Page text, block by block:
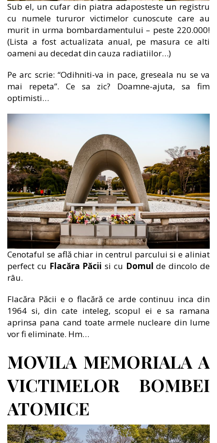
Sub el, un cufar din piatra adaposteste un registru
cu numele tururor victimelor cunoscute care au
murit in urma bombardamentului – peste 220.000!
(Lista a fost actualizata anual, pe masura ce alti
oameni au decedat din cauza radiatiilor…)
Pe arc scrie: “Odihniti-va in pace, greseala nu se va
mai repeta”. Ce sa zic? Doamne-ajuta, sa fim
optimisti…
Cenotaful se află chiar in centrul parcului si e aliniat
perfect cu Flacăra Păcii si cu Domul de dincolo de
râu.
Flacăra Păcii e o flacără ce arde continuu inca din
1964 si, din cate inteleg, scopul ei e sa ramana
aprinsa pana cand toate armele nucleare din lume
vor fi eliminate. Hm…
MOVILA MEMORIALA A
VICTIMELOR BOMBEI
ATOMICE